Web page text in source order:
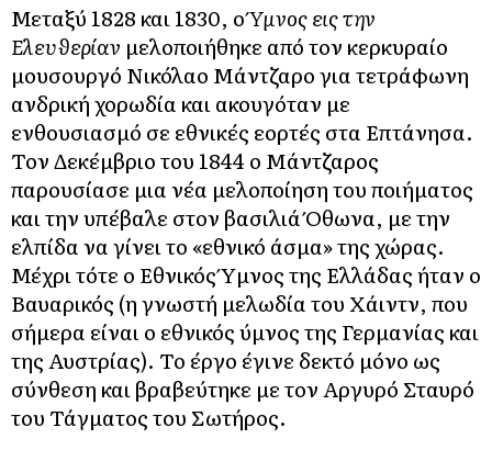
Μεταξύ 1828 και 1830, οΎμνος εις την
Ελευθερίαν μελοποιήθηκε από τον κερκυραίο
μουσουργό Νικόλαο Μάντζαρο για τετράφωνη
ανδρική χορωδία και ακουγόταν με
ενθουσιασμό σε εθνικές εορτές στα Επτάνησα.
Τον Δεκέμβριο του 1844 ο Μάντζαρος
παρουσίασε μια νέα μελοποίηση του ποιήματος
και την υπέβαλε στον βασιλιά Όθωνα, με την
ελπίδα να γίνει το «εθνικό άσμα» της χώρας.
Μέχρι τότε ο Εθνικός Ύμνος της Ελλάδας ήταν ο
Βαυαρικός (η γνωστή μελωδία του Χάιντν, που
σήμερα είναι ο εθνικός ύμνος της Γερμανίας και
της Αυστρίας). Το έργο έγινε δεκτό μόνο ως
σύνθεση και βραβεύτηκε με τον Αργυρό Σταυρό
του Τάγματος του Σωτήρος.